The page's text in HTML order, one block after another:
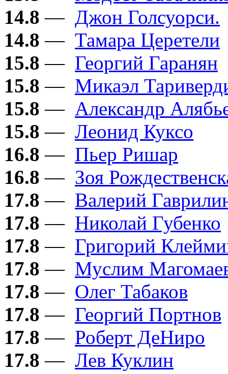
14.8 — Джон Голсуорси.
14.8 — Тамара Церетели
15.8 — Георгий Гаранян
15.8 — Микаэл
15.8 — Александр
15.8 — Леонид Куксо
16.8 — Пьер Ришар
16.8 — Зоя
17.8 — Валерий
17.8 — Николай Губенко
17.8 — Григорий
17.8 — Муслим
17.8 — Олег Табаков
17.8 — Георгий Портнов
17.8 — Роберт ДеНиро
17.8 — Лев Куклин